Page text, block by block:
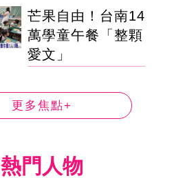
芒果自由！台南14
萬學童午餐「整顆
愛文」
更多焦點+
熱門人物